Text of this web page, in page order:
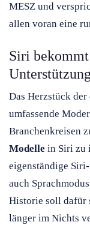
MESZ und
allen voran eine
Siri
Unterstützung
Das Herzstück
umfassende
Branchenkreisen
Modelle in Siri zu
eigenständige
auch
Historie soll dafür
länger im Nichts